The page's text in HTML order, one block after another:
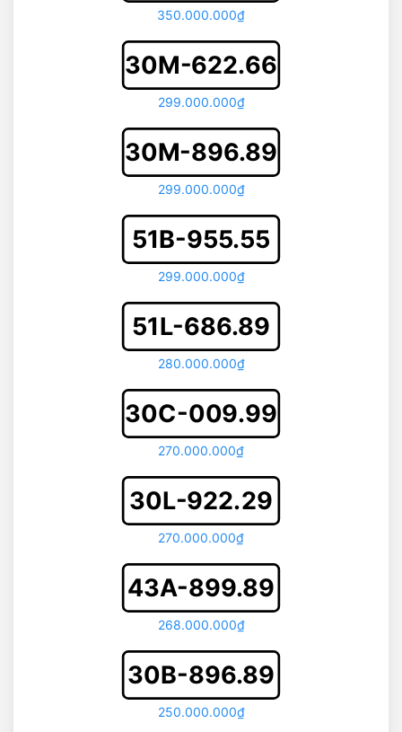
350.000.000₫
30M-622.66
299.000.000₫
30M-896.89
299.000.000₫
51B-955.55
299.000.000₫
51L-686.89
280.000.000₫
30C-009.99
270.000.000₫
30L-922.29
270.000.000₫
43A-899.89
268.000.000₫
30B-896.89
250.000.000₫